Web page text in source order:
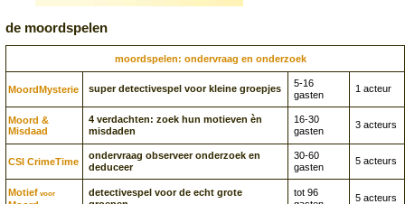
de moordspelen
moordspelen: ondervraag en onderzoek
Moord­Mysterie super detectivespel voor kleine groepjes
5-16
gasten
1 acteur
Moord &
Misdaad
4 verdachten: zoek hun motieven èn
misdaden
16-30
gasten
3 acteurs
CSI CrimeTime
ondervraag observeer onderzoek en
deduceer
30-60
gasten
5 acteurs
Motief voor
detectivespel voor de echt grote
tot 96
5 acteurs